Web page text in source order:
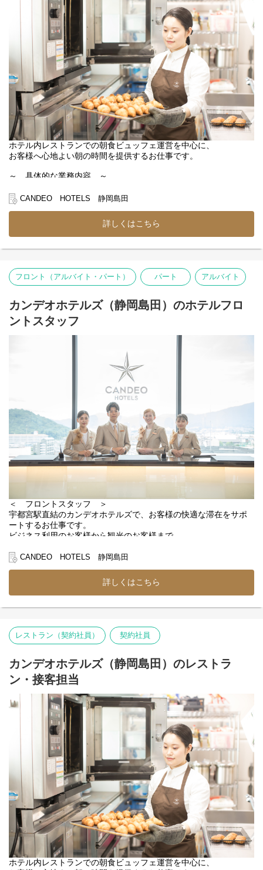
魅力４：昇給・賞与/従業員割引・満室賞与もあり！
…Ｘ…Ｘ…Ｘ…Ｘ…Ｘ…Ｘ…Ｘ…Ｘ…Ｘ
【カンデオホテルズ島田について】
東名吉田IC目の前の“4つ星ホテル”。
中でも、富士山を一望できる露天風呂は
非日常が体験できると大人気！
観光目的だけでなく、
ビジネス利用のお客様も多く、
多種多様なゲストの方がいらっしゃいます♪
ホテル内レストランでの朝食ビュッフェ運営を中心に、
お客様へ心地よい朝の時間を提供するお仕事です。
～ 具体的な業務内容 ～
●朝食会場での接客対応
●料理の補充・提供
朝の時間帯は、ビュッフェ料理の準備やフロアでの接客、
お客様が気持ちよく一日をスタートできるよう、
笑顔のおもてなしをお願いします。
夜の時間帯は、翌日の朝食提供に向けた仕込み業務が中心です。
朝のシフト担当へスムーズに引き継げるよう、
食材の準備や仕込み作業を行います。
未経験の方も安心してスタートできます。
また、簡単な業務からお任せするので、
ホテル勤務や飲食店勤務が初めてという方も大歓迎！
先輩のサポートのもと、少しずつできることを増やしていきまし
【 ホテルのお仕事を幅広く経験できる 】
レストラン業務だけでなく、希望や適性に応じて
フロントでのチェックイン・チェックアウト対応や予約受付な
ど、
ホテル運営に関わるさまざまな業務を経験することも可能です。
さらに、「もっと成長したい」「ホテルの運営について学びた
客室プランの企画や受発注業務、売上管理、
スタッフ育成のサポートなどに携わるチャンスもあります。
接客スキルだけでなく、ホテル運営の知識も身につけながら、
自分らしい成長を目指せる環境です。
CANDEO HOTELS 静岡島田
詳しくはこちら
フロント（アルバイト・パート） パート アルバイト
カンデオホテルズ（静岡島田）のホテルフロ
ントスタッフ
＜ フロントスタッフ ＞
宇都宮駅直結のカンデオホテルズで、お客様の快適な滞在をサポ
ートするお仕事です。
ビジネス利用のお客様から観光のお客様まで、
きます。
＊チェックイン、チェックアウト対応
＊お客様情報の管理
＊近隣施設や観光スポットのご案内
＊その他フロント業務全般
フロント業務だけでなく、レストランサービスや朝食準備など、
ホテル運営に関わる業務も経験できます。
ホテルの仕事を幅広く学びたい方にもぴったりの環境です。
＜ ホテル経営の知識にも触れられる ＞
ご本人の希望や成長に合わせて、
ホテル運営を支えるさまざまな業務にも携わることができます。
＊お部屋の料金設定や宿泊プランづくり
＊備品などの発注業務
＊館内設備の管理
＊売上管理のサポート
＊スタッフ育成やチームづくり など
日々の業務を通じて、接客だけではないホテル運営の面白さや、
経営視点も自然と学ぶことが可能です。
CANDEO HOTELS 静岡島田
詳しくはこちら
レストラン（契約社員） 契約社員
カンデオホテルズ（静岡島田）のレストラ
ン・接客担当
ホテル内レストランでの朝食ビュッフェ運営を中心に、